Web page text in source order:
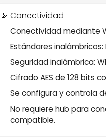
📡 Conectividad
Conectividad mediante
Estándares inalámbricos:
Seguridad inalámbrica:
Cifrado AES de 128 bits
Se configura y controla
No requiere hub para
compatible.